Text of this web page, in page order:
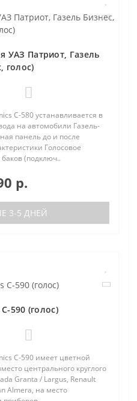
УАЗ Патриот, Газель
голос)
C-580 устанавливается в
на автомобили Газель-
панель до и после
Голосовое
(подключ..
р.
3-5 ДНЕЙ
590 (голос)
C-590 имеет цветной
центрального круглого
Granta / Largus, Renault
Almera, на место